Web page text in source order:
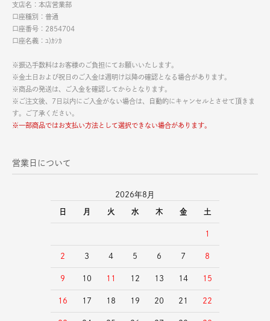
支店名：本店営業部
口座種別：普通
口座番号：2854704
口座名義：ﾕ)ｶｼｶ
※振込手数料はお客様のご負担にてお願いいたします。
※金土日および祝日のご入金は週明け以降の確認となる場合があります。
※商品の発送は、ご入金を確認してからとなります。
※ご注文後、7日以内にご入金がない場合は、自動的にキャンセルとさせて頂きま
す。ご了承ください。
※一部商品ではお支払い方法として選択できない場合があります。
営業日について
2026年8月
日 月 火 水 木 金 土
1
2 3 4 5 6 7 8
9 10 11 12 13 14 15
16 17 18 19 20 21 22